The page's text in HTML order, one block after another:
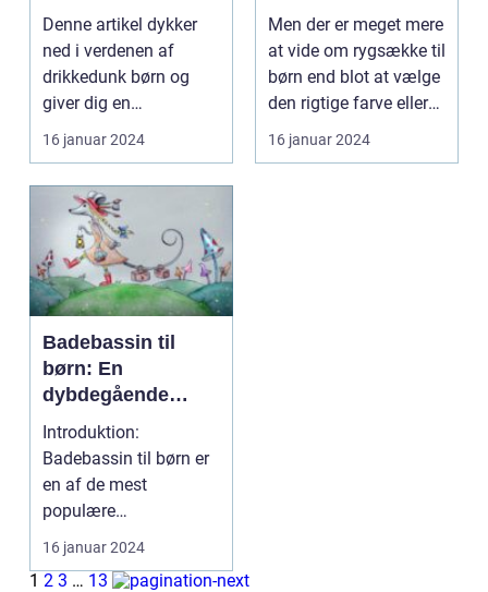
Miljøvenlige Valg
Denne artikel dykker
ned i verdenen af
drikkedunk børn og
giver dig en
omfattende
præsentation af, h...
16 januar 2024
forældre, der
ønsker at sikre
deres barns
komfort og
sikkerhed, især
når de er på farten
Men der er meget mere
at vide om rygsække til
børn end blot at vælge
den rigtige farve eller
stil. I...
16 januar 2024
Badebassin til
børn: En
dybdegående
anmeldelse og
historisk
gennemgang
Introduktion:
Badebassin til børn er
en af de mest
populære
sommeraktiviteter for
familier. Disse po...
16 januar 2024
1 2 3 … 13